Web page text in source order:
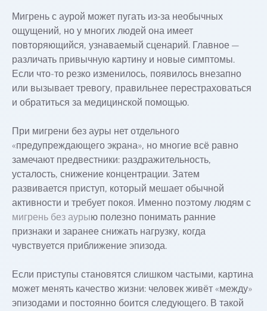
Мигрень с аурой может пугать из‑за необычных
ощущений, но у многих людей она имеет
повторяющийся, узнаваемый сценарий. Главное —
различать привычную картину и новые симптомы.
Если что-то резко изменилось, появилось внезапно
или вызывает тревогу, правильнее перестраховаться
и обратиться за медицинской помощью.
При мигрени без ауры нет отдельного
«предупреждающего экрана», но многие всё равно
замечают предвестники: раздражительность,
усталость, снижение концентрации. Затем
развивается приступ, который мешает обычной
активности и требует покоя. Именно поэтому людям с
мигрень без аурыю полезно понимать ранние
признаки и заранее снижать нагрузку, когда
чувствуется приближение эпизода.
Если приступы становятся слишком частыми, картина
может менять качество жизни: человек живёт «между»
эпизодами и постоянно боится следующего. В такой